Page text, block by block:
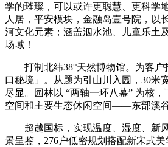
学的璀璨，可以或许更聪慧、更科学
人居，平安模块，金融岛壹号院，以
河文化元素；涵盖泅水池、儿童乐土
场域！
打制北纬38°天然博物馆。为客户
口秘境」。从题为引山川入园，30米
尽显。园林以 “两轴一环八幕” 为核
空间和主要生态休闲空间——东部溪
超越国标，实现温度、湿度、新
景呈鉴，276户低密规划搭配新宋式